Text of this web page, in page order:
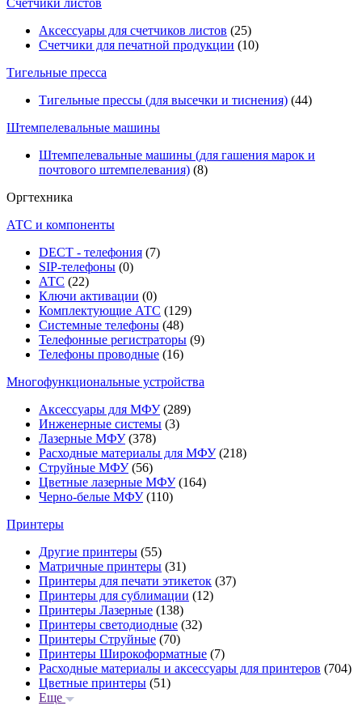
Счетчики листов
Аксессуары для счетчиков листов (25)
Счетчики для печатной продукции (10)
Тигельные пресса
Тигельные прессы (для высечки и тиснения) (44)
Штемпелевальные машины
Штемпелевальные машины (для гашения марок и
почтового штемпелевания) (8)
Оргтехника
АТС и компоненты
DECT - телефония (7)
SIP-телефоны (0)
АТС (22)
Ключи активации (0)
Комплектующие АТС (129)
Системные телефоны (48)
Телефонные регистраторы (9)
Телефоны проводные (16)
Многофункциональные устройства
Аксессуары для МФУ(289)
Инженерные системы (3)
Лазерные МФУ(378)
Расходные материалы для МФУ(218)
Струйные МФУ(56)
Цветные лазерные МФУ(164)
Черно-белые МФУ(110)
Принтеры
Другие принтеры (55)
Матричные принтеры (31)
Принтеры для печати этикеток (37)
Принтеры для сублимации (12)
Принтеры Лазерные (138)
Принтеры светодиодные (32)
Принтеры Струйные (70)
Принтеры Широкоформатные (7)
Расходные материалы и аксессуары для принтеров (704)
Цветные принтеры (51)
Еще